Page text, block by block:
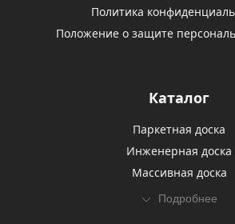
Политика
Положение о защите
Каталог
Паркетная доска
Инженерная доска
Массивная доска
Подробнее